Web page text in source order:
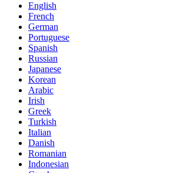
English
French
German
Portuguese
Spanish
Russian
Japanese
Korean
Arabic
Irish
Greek
Turkish
Italian
Danish
Romanian
Indonesian